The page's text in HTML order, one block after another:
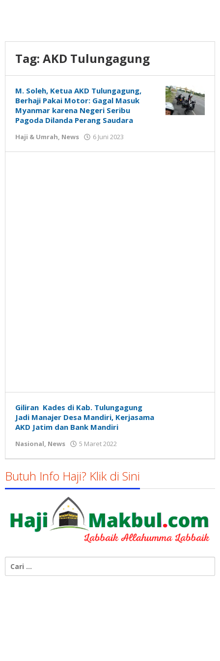
Tag: AKD Tulungagung
M. Soleh, Ketua AKD Tulungagung,
Berhaji Pakai Motor: Gagal Masuk
Myanmar karena Negeri Seribu
Pagoda Dilanda Perang Saudara
Haji & Umrah, News 6 Juni 2023
Susanto
Giliran Kades di Kab. Tulungagung
Jadi Manajer Desa Mandiri, Kerjasama
AKD Jatim dan Bank Mandiri
Nasional, News 5 Maret 2022
Susanto
Butuh Info Haji? Klik di Sini
untuk: